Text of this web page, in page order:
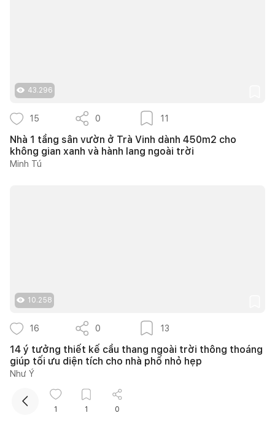
43.296
15 0 11
Nhà 1 tầng sân vườn ở Trà Vinh dành 450m2 cho
không gian xanh và hành lang ngoài trời
Minh Tú
10.258
16 0 13
14 ý tưởng thiết kế cầu thang ngoài trời thông thoáng
giúp tối ưu diện tích cho nhà phố nhỏ hẹp
Như Ý
1 1 0